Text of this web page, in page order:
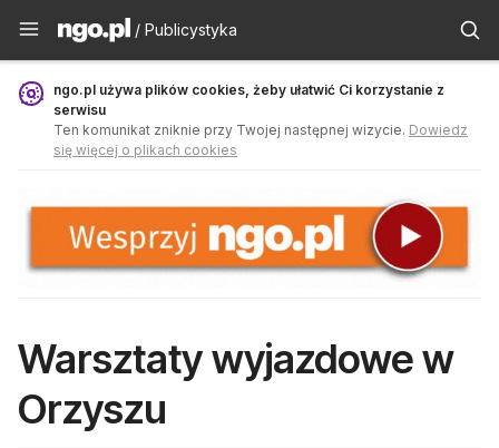
Publicystyka - ngo.pl
/ Publicystyka
ngo.pl używa plików cookies, żeby ułatwić Ci korzystanie z
serwisu
Ten komunikat zniknie przy Twojej następnej wizycie. Dowiedz
się więcej o plikach cookies
Warsztaty wyjazdowe w
Orzyszu